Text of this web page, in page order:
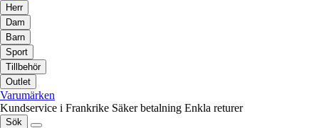
Herr
Dam
Barn
Sport
Tillbehör
Outlet
Varumärken
Kundservice i Frankrike Säker betalning Enkla returer
Sök